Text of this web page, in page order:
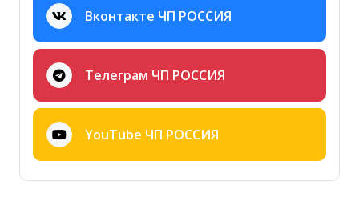
Вконтакте ЧП РОССИЯ
Телеграм ЧП РОССИЯ
YouTube ЧП РОССИЯ